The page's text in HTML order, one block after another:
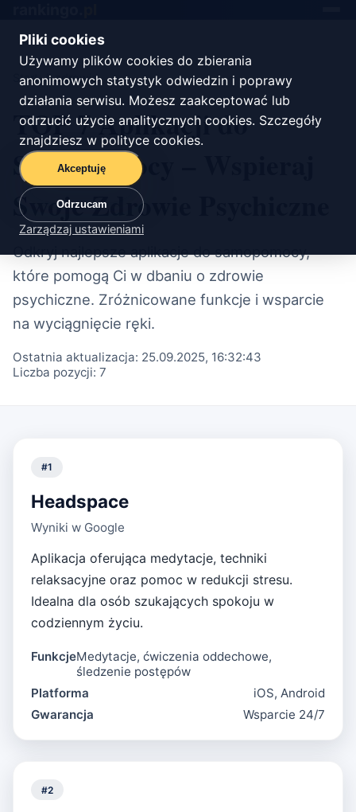
Pliki cookies
Używamy plików cookies do zbierania
anonimowych statystyk odwiedzin i poprawy
działania serwisu. Możesz zaakceptować lub
odrzucić użycie analitycznych cookies. Szczegóły
znajdziesz w polityce cookies.
Akceptuję
Odrzucam
Zarządzaj ustawieniami
Start/zdrowie
TOP 7 Aplikacji do
Samopomocy – Wspieraj
Swoje Zdrowie Psychiczne
Odkryj najlepsze aplikacje do samopomocy,
które pomogą Ci w dbaniu o zdrowie
psychiczne. Zróżnicowane funkcje i wsparcie
na wyciągnięcie ręki.
Ostatnia aktualizacja: 25.09.2025, 16:32:43
Liczba pozycji: 7
#1
Headspace
Wyniki w Google
Aplikacja oferująca medytacje, techniki
relaksacyjne oraz pomoc w redukcji stresu.
Idealna dla osób szukających spokoju w
codziennym życiu.
FunkcjeMedytacje, ćwiczenia oddechowe,
śledzenie postępów
Platforma
iOS, Android
Gwarancja
Wsparcie 24/7
#2